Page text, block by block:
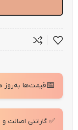
📅قیمت‌ها به‌روز
✅ گارانتی اصالت